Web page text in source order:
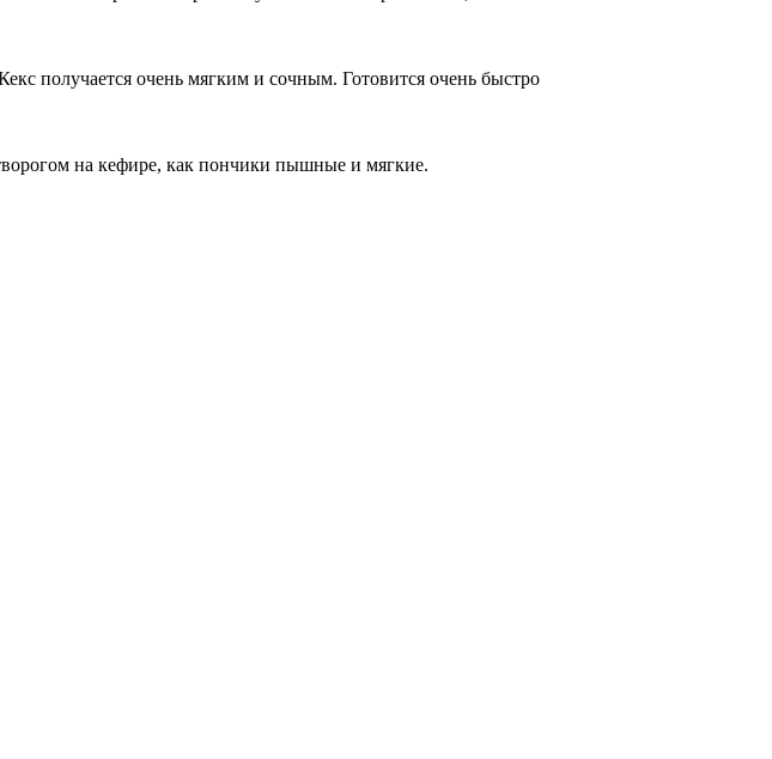
получается очень мягким и сочным. Готовится очень быстро
на кефире, как пончики пышные и мягкие.